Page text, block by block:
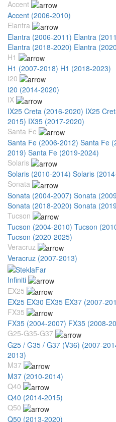
Accent
Accent (2006-2010)
Elantra
Elantra (2006-2011) Elantra
Elantra (2018-2020) Elantra
H1
H1 (2007-2018) H1 (2018-2023)
I20
I20 (2014-2020)
IX
IX25 Creta (2016-2020) IX25
2015) IX35 (2017-2020)
Santa Fe
Santa Fe (2006-2012) Santa Fe
2019) Santa Fe (2019-2024)
Solaris
Solaris (2010-2014) Solaris
Sonata
Sonata (2004-2007) Sonata
Sonata (2018-2020) Sonata
Tucson
Tucson (2004-2010) Tucson
Tucson (2020-2025)
Veracruz
Veracruz (2007-2013)
Infiniti
EX25
EX25 EX30 EX35 EX37 (2007-
FX35
FX35 (2004-2007) FX35 (2008-
G25-G35-G37
G25 / G35 / G37 (V36) (2007-
2013)
M37
M37 (2010-2014)
Q40
Q40 (2014-2015)
Q50
Q50 (2013-2020)